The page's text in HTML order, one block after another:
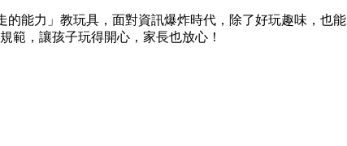
能力」教玩具，面對資訊爆炸時代，除了好玩趣味，也能
範，讓孩子玩得開心，家長也放心！